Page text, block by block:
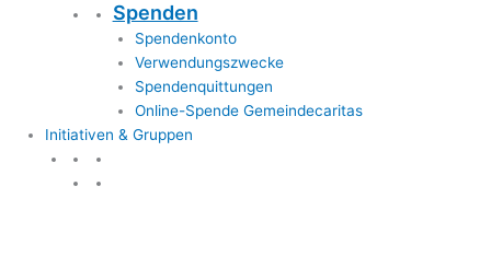
Spenden
Spendenkonto
Verwendungszwecke
Spendenquittungen
Online-Spende Gemeindecaritas
Initiativen & Gruppen